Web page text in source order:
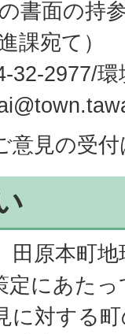
書面の持
課宛て）
32-2977/
見の受
田原本町
定にあた
に対する